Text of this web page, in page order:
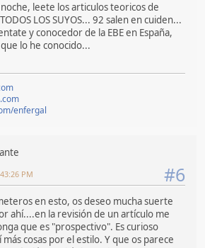
leete los articulos teoricos de
LOS SUYOS... 92 salen en cuiden...
y conocedor de la EBE en España,
lo he conocido...
enfergal
#6
PM
en esto, os deseo mucha suerte
ahí....en la revisión de un artículo me
que es "prospectivo". Es curioso
cosas por el estilo. Y que os parece